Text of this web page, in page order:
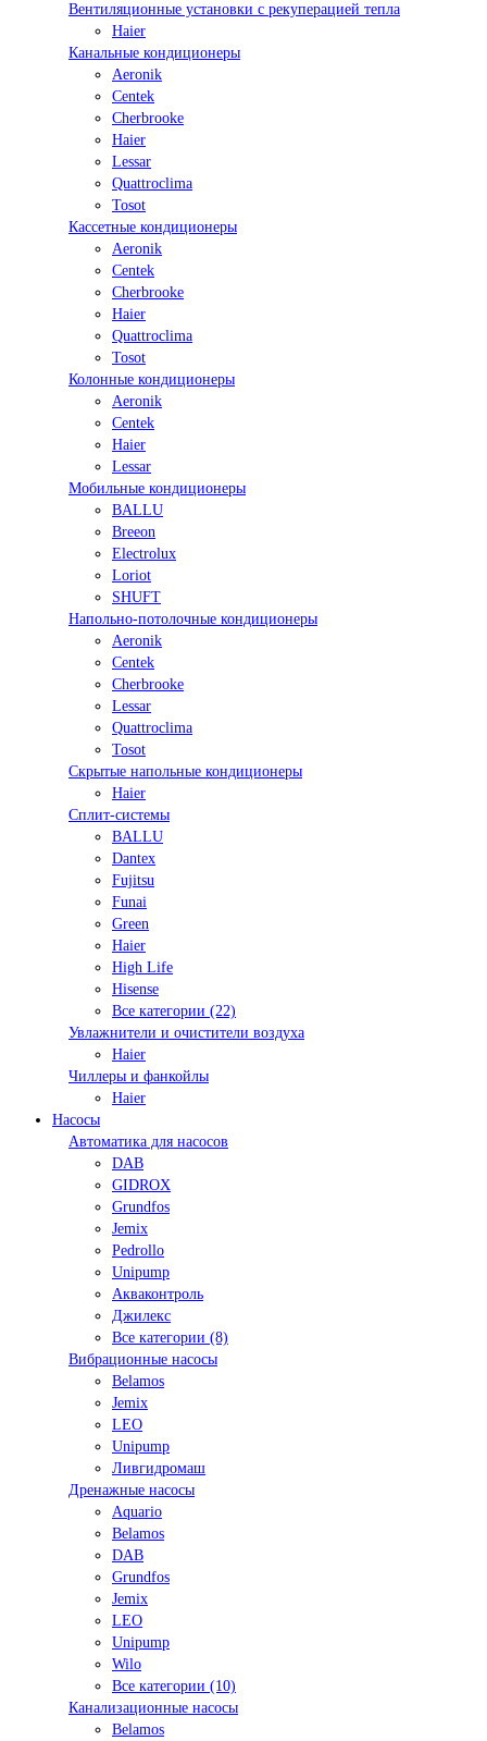
Вентиляционные установки с рекуперацией тепла
Haier
Канальные кондиционеры
Aeronik
Centek
Cherbrooke
Haier
Lessar
Quattroclima
Tosot
Кассетные кондиционеры
Aeronik
Centek
Cherbrooke
Haier
Quattroclima
Tosot
Колонные кондиционеры
Aeronik
Centek
Haier
Lessar
Мобильные кондиционеры
BALLU
Breeon
Electrolux
Loriot
SHUFT
Напольно-потолочные кондиционеры
Aeronik
Centek
Cherbrooke
Lessar
Quattroclima
Tosot
Скрытые напольные кондиционеры
Haier
Сплит-системы
BALLU
Dantex
Fujitsu
Funai
Green
Haier
High Life
Hisense
Все категории (22)
Увлажнители и очистители воздуха
Haier
Чиллеры и фанкойлы
Haier
Насосы
Автоматика для насосов
DAB
GIDROX
Grundfos
Jemix
Pedrollo
Unipump
Акваконтроль
Джилекс
Все категории (8)
Вибрационные насосы
Belamos
Jemix
LEO
Unipump
Ливгидромаш
Дренажные насосы
Aquario
Belamos
DAB
Grundfos
Jemix
LEO
Unipump
Wilo
Все категории (10)
Канализационные насосы
Belamos